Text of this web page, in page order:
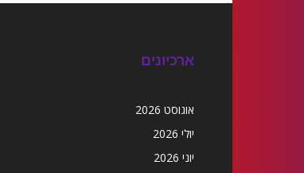
ארכיונים
אוגוסט 2026
יולי 2026
יוני 2026